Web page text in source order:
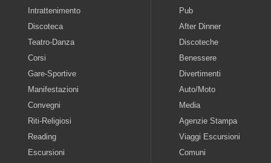
Intrattenimento
Discoteca
Teatro-Danza
Corsi
Gare-Sportive
Manifestazioni
Convegni
Riti-Religiosi
Reading
Escursioni
Pub
After Dinner
Discoteche
Benessere
Divertimenti
Auto/Moto
Media
Agenzie Stampa
Viaggi Escursioni
Comuni